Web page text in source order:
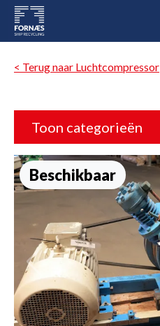
< Terug naar Luchtcompressor
Toon categorieën
Beschikbaar